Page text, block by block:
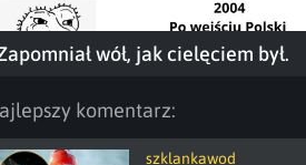
wół, jak cielęciem był.
komentarz:
szklankawod